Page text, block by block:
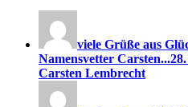
viele Grüße aus
Namensvetter Carsten...
Carsten Lembrecht